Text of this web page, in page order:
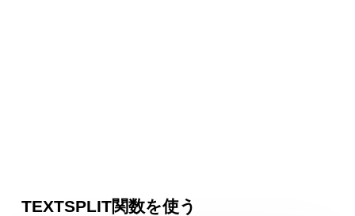
TEXTSPLIT関数を使う